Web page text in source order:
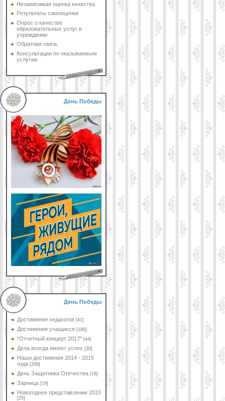
Независимая оценка качества
Результаты самооценки
Опрос о качестве
образовательных услуг в
учреждении
Обратная связь
Консультации по оказываемым
услугам
День Победы
День Победы
Достижения педагогов [41]
Достижения учащихся [186]
"Отчетный концерт 2017" [44]
Дела всегда имеют успех [30]
Наши достижения 2014 - 2015
года [209]
День Защитника Отечества [18]
Зарница [19]
Новогоднее представление 2015
[25]